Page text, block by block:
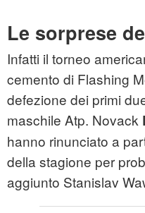
Le sorprese
Infatti il torneo
cemento di Flashing
defezione dei primi
maschile Atp. Novack
hanno rinunciato a
della stagione per
aggiunto Stanislav